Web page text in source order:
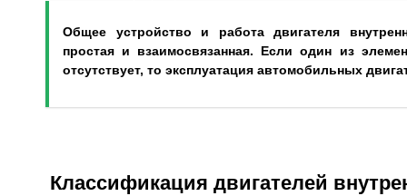
Общее устройство и работа двигателя
простая и взаимосвязанная. Если один из
отсутствует, то эксплуатация автомобильных
Классификация двигателей